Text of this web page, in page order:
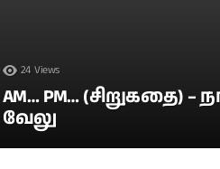
24 Views
AM… PM… (சிறுகதை)
வேலு